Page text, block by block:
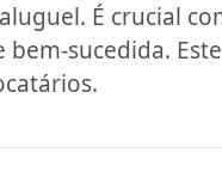
É crucial
sucedida.